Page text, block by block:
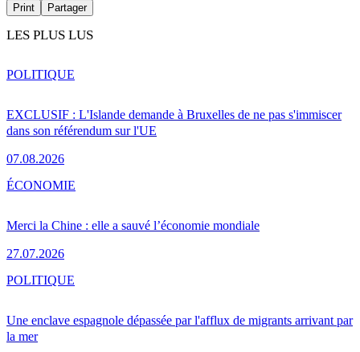
Print Partager
LES PLUS LUS
EXCLUSIF : L'Islande demande à Bruxelles de ne pas s'immiscer
dans son référendum sur l'UE
07.08.2026
POLITIQUE
Merci la Chine : elle a sauvé l’économie mondiale
27.07.2026
ÉCONOMIE
Une enclave espagnole dépassée par l'afflux de migrants arrivant par
la mer
POLITIQUE